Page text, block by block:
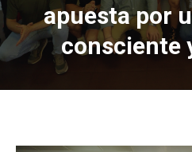
apuesta por
consciente